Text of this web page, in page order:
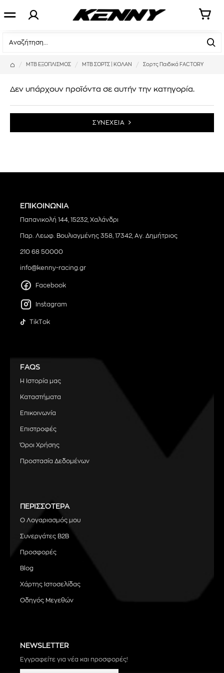
MTB ΕΞΟΠΛΙΣΜΟΣ ΜΤΒ ΣΟΡΤΣ | ΚΟΛΑΝ Σορτς Παιδικά FACTORY
Δεν υπάρχουν προϊόντα σε αυτήν την κατηγορία.
ΣΥΝΕΧΕΙΑ
ΕΠΙΚΟΙΝΩΝΙΑ
Παπανικολή 144, 15232, Χαλάνδρι
Παρ. Λεωφ. Βουλιαγμένης 358, 17342, Αγ. Δημήτριος
210 68 50000
info@kenny-racing.gr
Facebook
Instagram
TikTok
FAQS
Η Ιστορία μας
Καταστήματα
Επικοινωνία
Επιστροφές
Όροι Χρήσης
Προστασία Δεδομένων
ΠΕΡΙΣΣΟΤΕΡΑ
Ο Λογαριασμός μου
Συνεργάτες B2B
Προσφορές
Blog
Χάρτης Ιστοσελίδας
Οδηγός Μεγεθών
NEWSLETTER
Εγγραφείτε για νέα και προσφορές!